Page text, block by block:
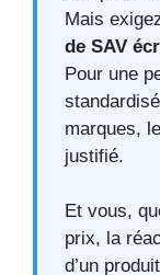
Mais
de SAV
Pour une
marques,
justifié.
Et vous,
prix, la
d’un